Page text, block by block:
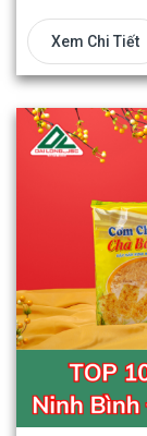
Xem Chi Tiết